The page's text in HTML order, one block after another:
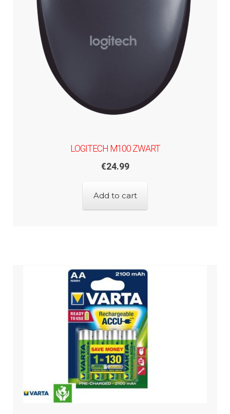
LOGITECH M100 ZWART
€24.99
Add to cart